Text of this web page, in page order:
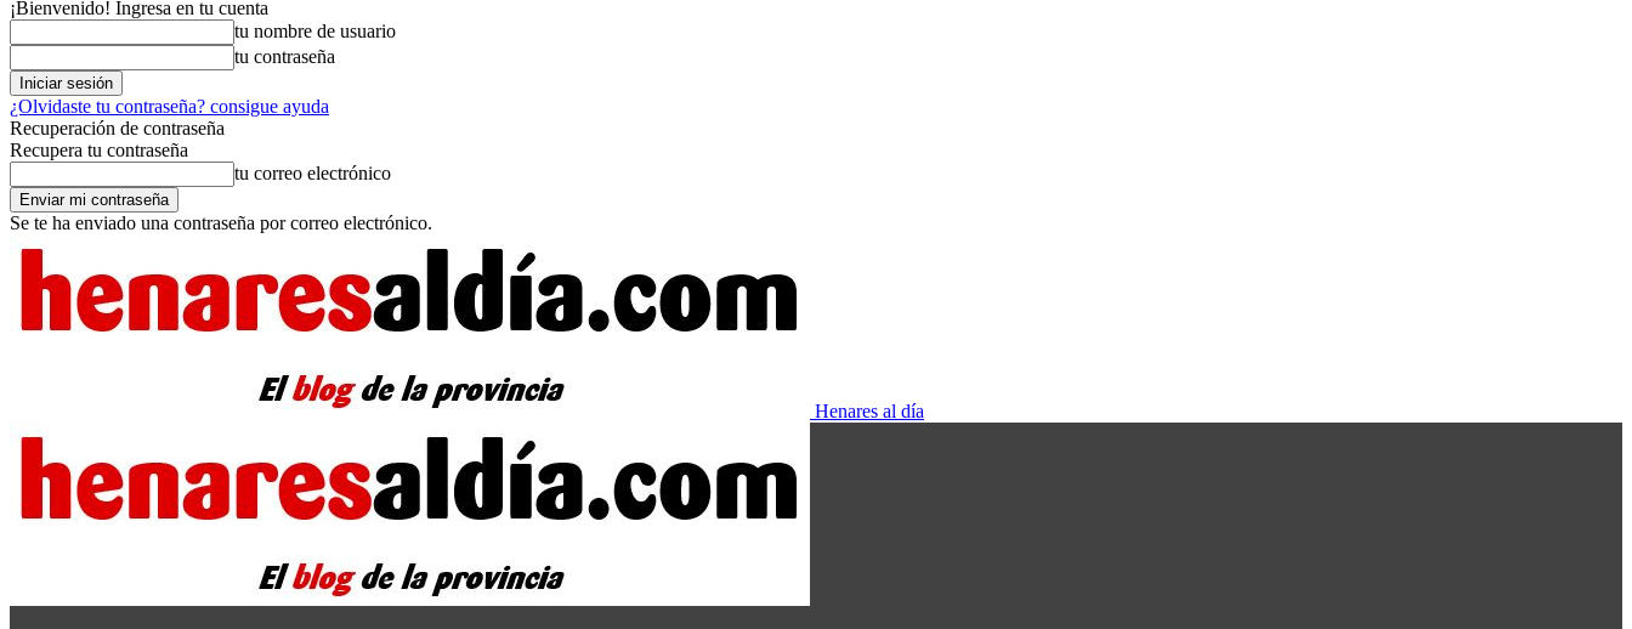
¡Bienvenido! Ingresa en tu cuenta
tu nombre de usuario
tu contraseña
¿Olvidaste tu contraseña? consigue ayuda
Recuperación de contraseña
Recupera tu contraseña
tu correo electrónico
Se te ha enviado una contraseña por correo electrónico.
Henares al día